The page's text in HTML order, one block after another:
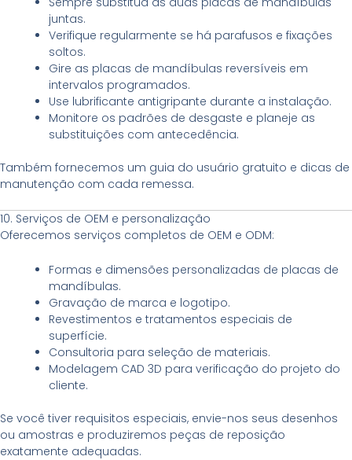
juntas.
Verifique regularmente se há parafusos e fixações
soltos.
Gire as placas de mandíbulas reversíveis em
intervalos programados.
Use lubrificante antigripante durante a instalação.
Monitore os padrões de desgaste e planeje as
substituições com antecedência.
Também fornecemos um guia do usuário gratuito e dicas de
manutenção com cada remessa.
10. Serviços de OEM e personalização
Oferecemos serviços completos de OEM e ODM:
Formas e dimensões personalizadas de placas de
mandíbulas.
Gravação de marca e logotipo.
Revestimentos e tratamentos especiais de
superfície.
Consultoria para seleção de materiais.
Modelagem CAD 3D para verificação do projeto do
cliente.
Se você tiver requisitos especiais, envie-nos seus desenhos
ou amostras e produziremos peças de reposição
exatamente adequadas.